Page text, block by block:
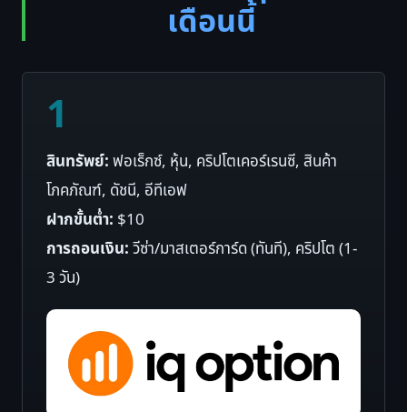
เดือนนี้
1
สินทรัพย์:ฟอเร็กซ์, หุ้น, คริปโตเคอร์เรนซี, สินค้า
โภคภัณฑ์, ดัชนี, อีทีเอฟ
ฝากขั้นต่ำ: $10
การถอนเงิน:วีซ่า/มาสเตอร์การ์ด (ทันที), คริปโต (1-
3 วัน)